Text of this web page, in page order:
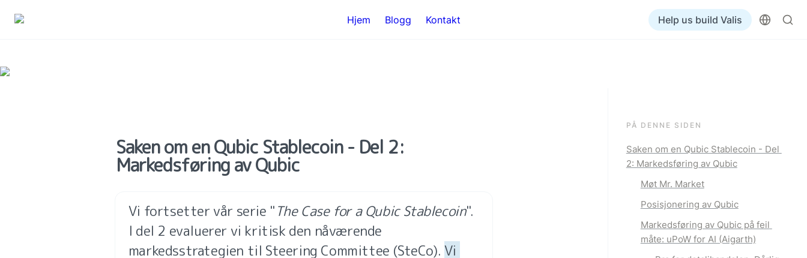
Hjem Blogg Kontakt Help us build Valis
Saken om en Qubic Stablecoin - Del 2:
Markedsføring av Qubic
Vi fortsetter vår serie "The Case for a Qubic Stablecoin".
I del 2 evaluerer vi kritisk den nåværende
markedsstrategien til Steering Committee (SteCo). Vi
PÅ DENNE SIDEN
Saken om en Qubic Stablecoin - Del
2: Markedsføring av Qubic
Møt Mr. Market
Posisjonering av Qubic
Markedsføring av Qubic på feil
måte: uPoW for AI (Aigarth)